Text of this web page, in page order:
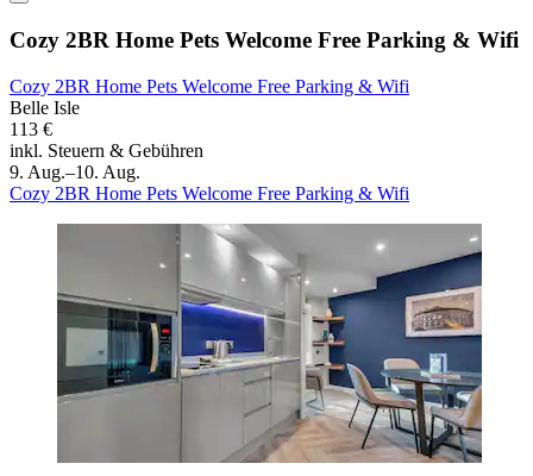
Cozy 2BR Home Pets Welcome Free Parking & Wifi
Cozy 2BR Home Pets Welcome Free Parking & Wifi
Belle Isle
113 €
inkl. Steuern & Gebühren
9. Aug.–10. Aug.
Cozy 2BR Home Pets Welcome Free Parking & Wifi